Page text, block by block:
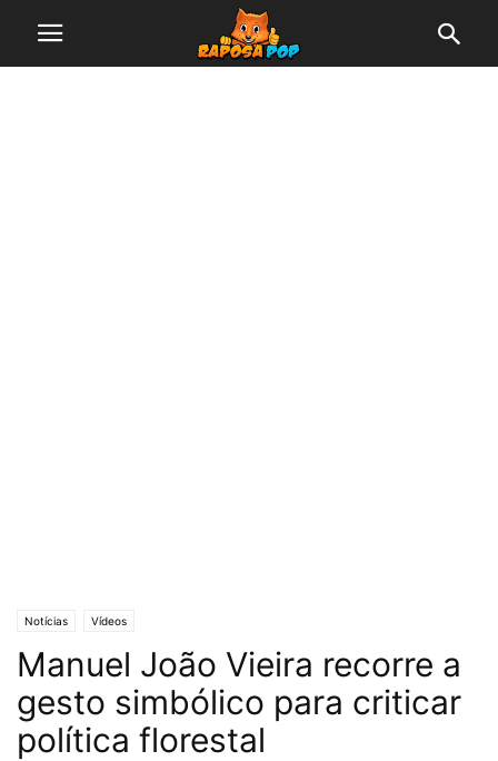
Notícias Vídeos
Manuel João Vieira recorre a
gesto simbólico para criticar
política florestal